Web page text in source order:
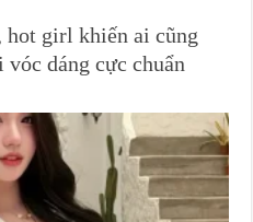
hot girl khiến ai cũng
dáng cực chuẩn